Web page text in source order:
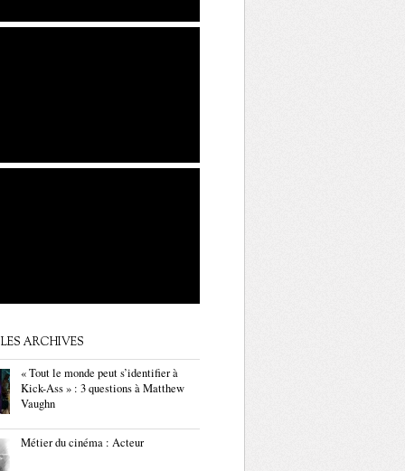
ARCHIVES
« Tout le monde peut s’identifier à
Kick-Ass » : 3 questions à Matthew
Vaughn
Métier du cinéma : Acteur